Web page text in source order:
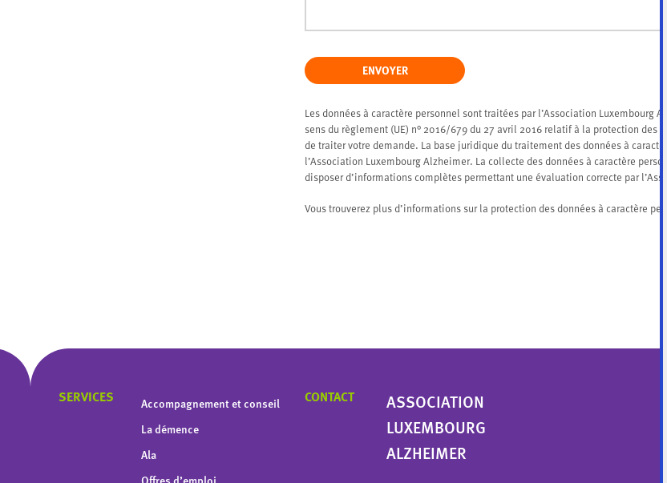
ENVOYER
Les données à caractère personnel sont traitées par l’Association Luxembourg
sens du règlement (UE) n° 2016/679 du 27 avril 2016 relatif à la protection des
de traiter votre demande. La base juridique du traitement des données à
l’Association Luxembourg Alzheimer. La collecte des données à caractère
disposer d’informations complètes permettant une évaluation correcte par
Vous trouverez plus d’informations sur la protection des données à caractère
SERVICES
Accompagnement et conseil
La démence
Ala
CONTACT
ASSOCIATION
LUXEMBOURG
ALZHEIMER